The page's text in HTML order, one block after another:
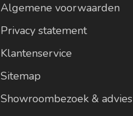
Algemene voorwaarden
Privacy statement
Klantenservice
Sitemap
Showroombezoek & advies